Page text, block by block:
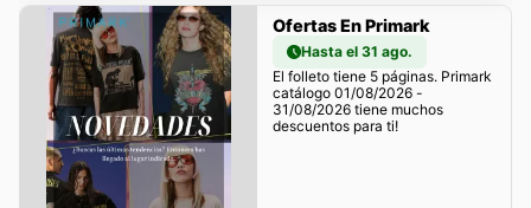
Ofertas En Primark
Hasta el 31 ago.
El folleto tiene 5 páginas. Primark
catálogo 01/08/2026 -
31/08/2026 tiene muchos
descuentos para ti!